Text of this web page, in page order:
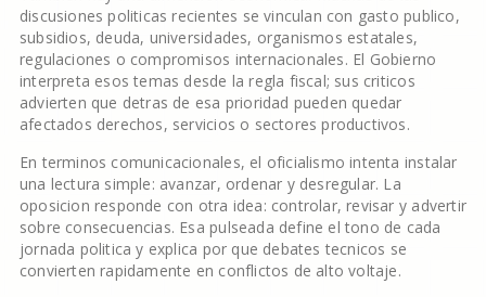
discusiones politicas recientes se vinculan con gasto publico,
subsidios, deuda, universidades, organismos estatales,
regulaciones o compromisos internacionales. El Gobierno
interpreta esos temas desde la regla fiscal; sus criticos
advierten que detras de esa prioridad pueden quedar
afectados derechos, servicios o sectores productivos.
En terminos comunicacionales, el oficialismo intenta instalar
una lectura simple: avanzar, ordenar y desregular. La
oposicion responde con otra idea: controlar, revisar y advertir
sobre consecuencias. Esa pulseada define el tono de cada
jornada politica y explica por que debates tecnicos se
convierten rapidamente en conflictos de alto voltaje.